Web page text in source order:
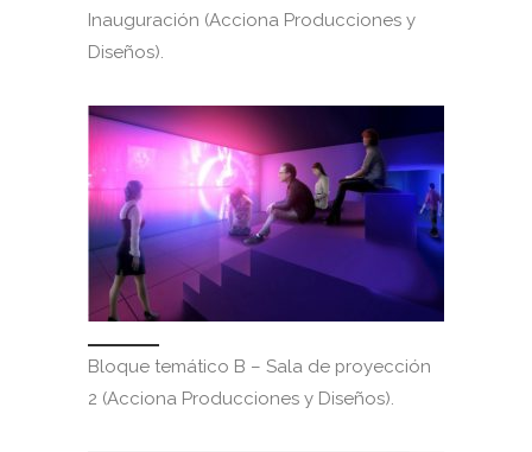
Inauguración (Acciona Producciones y
Diseños).
Bloque temático B – Sala de proyección
2 (Acciona Producciones y Diseños).